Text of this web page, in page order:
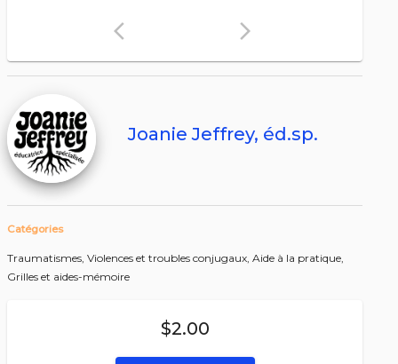
arrow_back_ios arrow_forward_ios
Catégories
Traumatismes, Violences et troubles conjugaux, Aide à la pratique,
Grilles et aides-mémoire
$2.00
Joanie Jeffrey, éd.sp.